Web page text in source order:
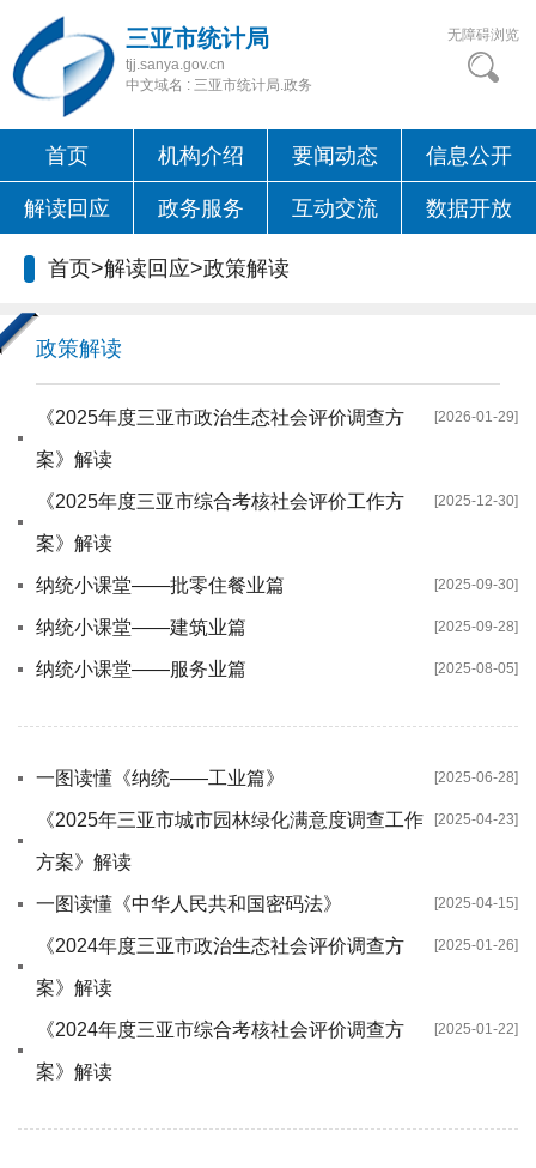
三亚市统计局
tjj.sanya.gov.cn
中文域名 : 三亚市统计局.政务
无障碍浏览
首页 机构介绍 要闻动态 信息公开
解读回应 政务服务 互动交流 数据开放
首页>解读回应>政策解读
政策解读
[2026-01-29]
《2025年度三亚市政治生态社会评价调查方
案》解读
[2025-12-30]
《2025年度三亚市综合考核社会评价工作方
案》解读
[2025-09-30]
纳统小课堂——批零住餐业篇
[2025-09-28]
纳统小课堂——建筑业篇
[2025-08-05]
纳统小课堂——服务业篇
[2025-06-28]
一图读懂《纳统——工业篇》
[2025-04-23]
《2025年三亚市城市园林绿化满意度调查工作
方案》解读
[2025-04-15]
一图读懂《中华人民共和国密码法》
[2025-01-26]
《2024年度三亚市政治生态社会评价调查方
案》解读
[2025-01-22]
《2024年度三亚市综合考核社会评价调查方
案》解读